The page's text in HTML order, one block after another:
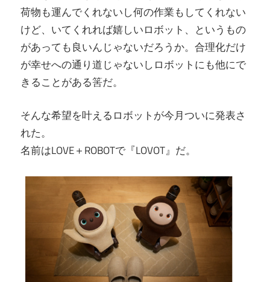
荷物も運んでくれないし何の作業もしてくれない
けど、いてくれれば嬉しいロボット、というもの
があっても良いんじゃないだろうか。合理化だけ
が幸せへの通り道じゃないしロボットにも他にで
きることがある筈だ。
そんな希望を叶えるロボットが今月ついに発表さ
れた。
名前はLOVE＋ROBOTで『LOVOT』だ。